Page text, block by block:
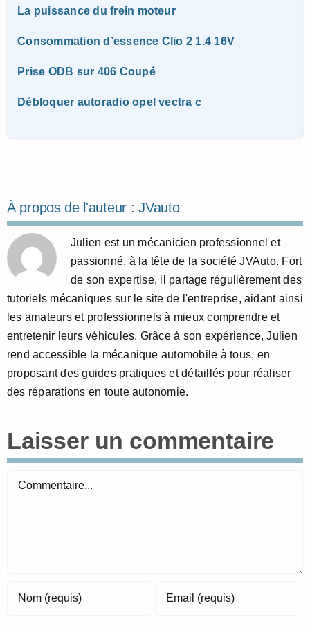
La puissance du frein moteur
Consommation d’essence Clio 2 1.4 16V
Prise ODB sur 406 Coupé
Débloquer autoradio opel vectra c
À propos de l'auteur :JVauto
Julien est un mécanicien professionnel et
passionné, à la tête de la société JVAuto. Fort
de son expertise, il partage régulièrement des
tutoriels mécaniques sur le site de l'entreprise, aidant ainsi
les amateurs et professionnels à mieux comprendre et
entretenir leurs véhicules. Grâce à son expérience, Julien
rend accessible la mécanique automobile à tous, en
proposant des guides pratiques et détaillés pour réaliser
des réparations en toute autonomie.
Laisser un commentaire
Commentaire